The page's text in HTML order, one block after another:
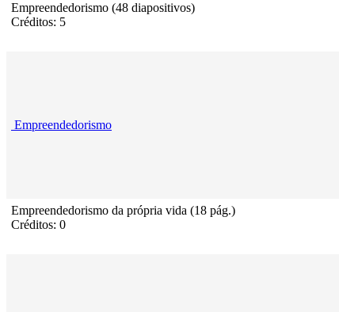
Empreendedorismo (48 diapositivos)
Créditos: 5
Empreendedorismo
Empreendedorismo da própria vida (18 pág.)
Créditos: 0